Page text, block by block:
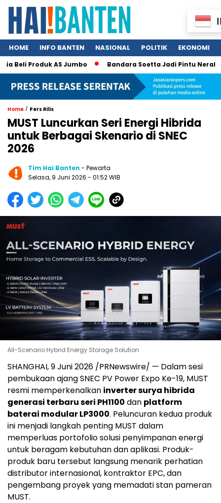
HOME INFO BANTEN NASIONAL POLITIK EKONOMI
Produk AS Jumbo Bandara Soetta Jadi Pintu Neraka
Home / Pers Rilis
MUST Luncurkan Seri Energi Hibrida
untuk Berbagai Skenario di SNEC
2026
Tim Hai Banten - Pewarta
Selasa, 9 Juni 2026 - 01:52 WIB
All-Scenario Hybrid Energy Storage Solution
SHANGHAI, 9 Juni 2026 /PRNewswire/ — Dalam sesi
pembukaan ajang SNEC PV Power Expo Ke-19, MUST
resmi memperkenalkan inverter surya hibrida
generasi terbaru seri PH1100 dan platform
baterai modular LP3000. Peluncuran kedua produk
ini menjadi langkah penting MUST dalam
memperluas portofolio solusi penyimpanan energi
untuk beragam kebutuhan dan aplikasi. Produk-
produk baru tersebut langsung menarik perhatian
distributor internasional, kontraktor EPC, dan
pengembang proyek yang memadati stan pameran
MUST.